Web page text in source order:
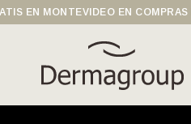
EN MONTEVIDEO EN